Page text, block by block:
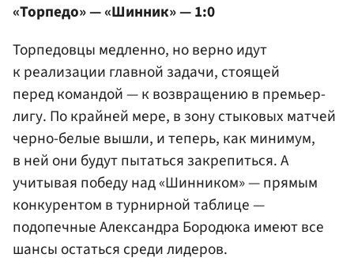
«Торпедо» — «Шинник» — 1:0
Торпедовцы медленно, но верно идут
к реализации главной задачи, стоящей
перед командой — к возвращению в премьер-
лигу. По крайней мере, в зону стыковых матчей
черно-белые вышли, и теперь, как минимум,
в ней они будут пытаться закрепиться. А
учитывая победу над «Шинником» — прямым
конкурентом в турнирной таблице —
подопечные Александра Бородюка имеют все
шансы остаться среди лидеров.